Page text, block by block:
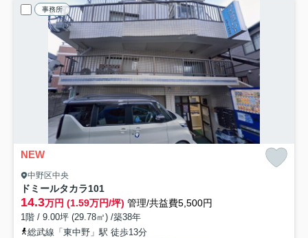
事務所
NEW
中野区中央
ドミールタカラ101
14.3万円 (1.59万円/坪) 管理/共益費5,500円
1階 / 9.00坪 (29.78㎡) /築38年
総武線「東中野」駅 徒歩13分